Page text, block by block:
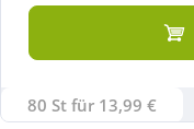
80 St für 13,99 €